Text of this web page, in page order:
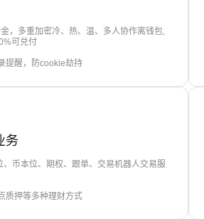
，多重加密冷、热、温、多人协作离钱包,
可兑付
提醒，防cookie劫持
务
币本位、期权、跟单、交易机器人交易服
质押等多种理财方式